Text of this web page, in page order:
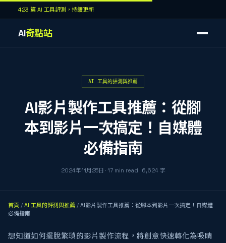
423 篇 AI 工具評測，持續更新
AI奇點站
AI 工具的評測與推薦
AI影片製作工具推薦：從腳
本到影片一次搞定！自媒體
必備指南
2024年11月25日 · 17min read · 6,624 字
首頁 / AI 工具的評測與推薦 / AI影片製作工具推薦：從腳本到影片一次搞定！自媒體
必備指南
想知道如何擺脫繁瑣的影片製作流程，將創意快速轉化為吸睛